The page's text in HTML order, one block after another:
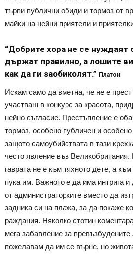
търпи публични обиди и тормоз от
майки на нейни приятели и
“Добрите хора не се нуждаят
държат правилно, а лошите
как да ги заобиколят.” Платон
Искам само да вметна, че не е
участваш в конкурс за красота,
нейно съгласие. Престъпление е
тормоз, особено публичен и
защото самоубийствата в тази
често явление във Великобритания.
гаврата не е към тяхното дете, а
пука им. Важното е да има интрига и
от администраторките вместо да
задника си на плажа, за да покаже
раждания. Няколко стотин
мега забавление за
пожелавам да им се върне, но